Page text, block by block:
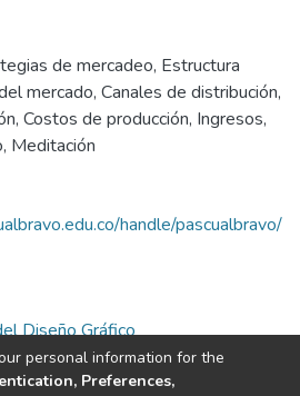
de mercadeo, Estructura
mercado, Canales de distribución,
, Costos de producción, Ingresos,
, Meditación
handle/pascualbravo/
Diseño Gráfico
personal information for the
Preferences,